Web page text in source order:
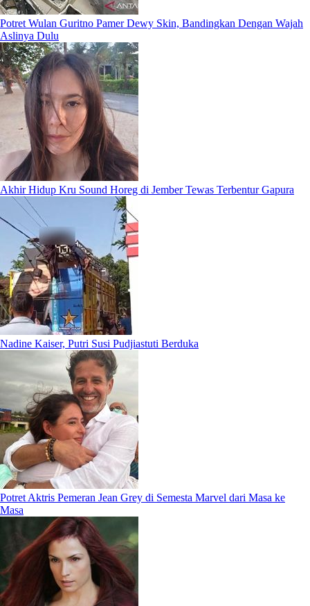
Potret Wulan Guritno Pamer Dewy Skin, Bandingkan Dengan Wajah
Aslinya Dulu
Akhir Hidup Kru Sound Horeg di Jember Tewas Terbentur Gapura
Nadine Kaiser, Putri Susi Pudjiastuti Berduka
Potret Aktris Pemeran Jean Grey di Semesta Marvel dari Masa ke
Masa